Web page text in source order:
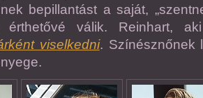
bepillantást a saját,
érthetővé válik. Reinhart,
viselkedni. Színésznőnek